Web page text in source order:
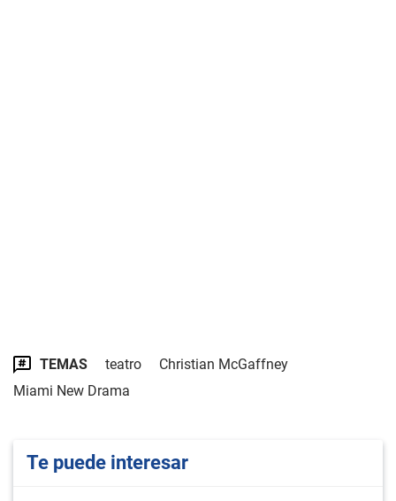
TEMAS teatro
Christian McGaffney
Miami New Drama
Te puede interesar